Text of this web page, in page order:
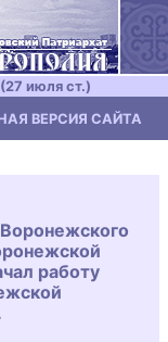
июля ст.)
ВЕРСИЯ САЙТА
работу